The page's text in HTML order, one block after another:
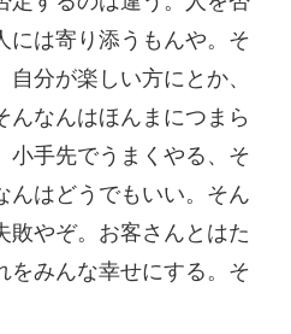
には寄り添うもんや。そ
分が楽しい方にとか、
んなんはほんまにつまら
小手先でうまくやる、そ
んはどうでもいい。そん
敗やぞ。お客さんとはた
をみんな幸せにする。そ